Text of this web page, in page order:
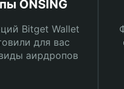
ONSING
Bitget Wallet
для вас
аирдропов